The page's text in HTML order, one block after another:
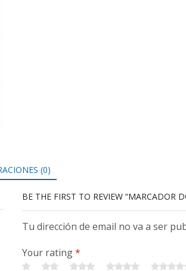
(0)
BE THE FIRST TO REVIEW “MARCADOR
Tu dirección de email no va a ser
Your rating*